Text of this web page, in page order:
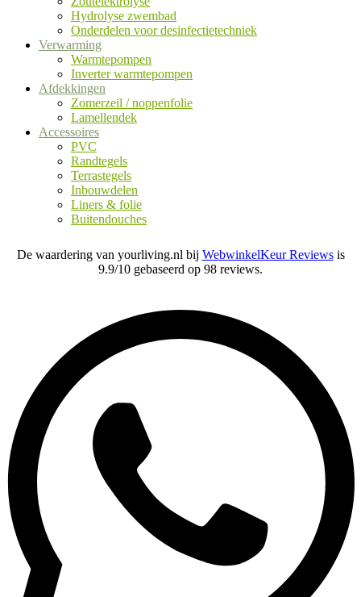
Hydrolyse zwembad
Onderdelen voor desinfectietechniek
Verwarming
Warmtepompen
Inverter warmtepompen
Afdekkingen
Zomerzeil / noppenfolie
Lamellendek
Accessoires
PVC
Randtegels
Terrastegels
Inbouwdelen
Liners & folie
Buitendouches
De waardering van yourliving.nl bij WebwinkelKeur Reviewsis
9.9/10 gebaseerd op 98 reviews.